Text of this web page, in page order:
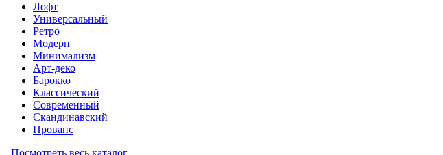
Лофт
Универсальный
Ретро
Модерн
Минимализм
Арт-деко
Барокко
Классический
Современный
Скандинавский
Прованс